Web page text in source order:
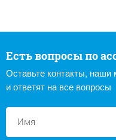
Есть вопросы по
Оставьте контакты,
и ответят на все вопросы